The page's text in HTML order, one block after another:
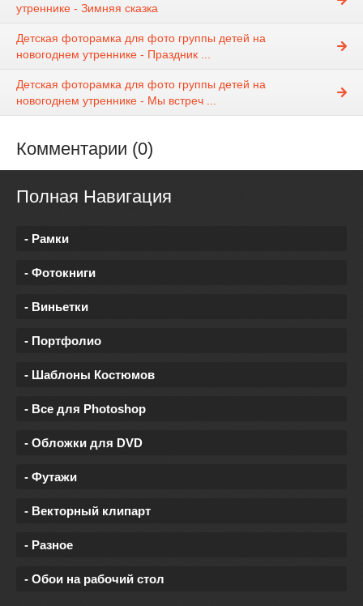
утреннике - Зимняя сказка
Детская фоторамка для фото группы детей на
новогоднем утреннике - Праздник ...
Детская фоторамка для фото группы детей на
новогоднем утреннике - Мы встреч ...
Комментарии (0)
Полная Навигация
- Рамки
- Фотокниги
- Виньетки
- Портфолио
- Шаблоны Костюмов
- Все для Photoshop
- Обложки для DVD
- Футажи
- Векторный клипарт
- Разное
- Обои на рабочий стол